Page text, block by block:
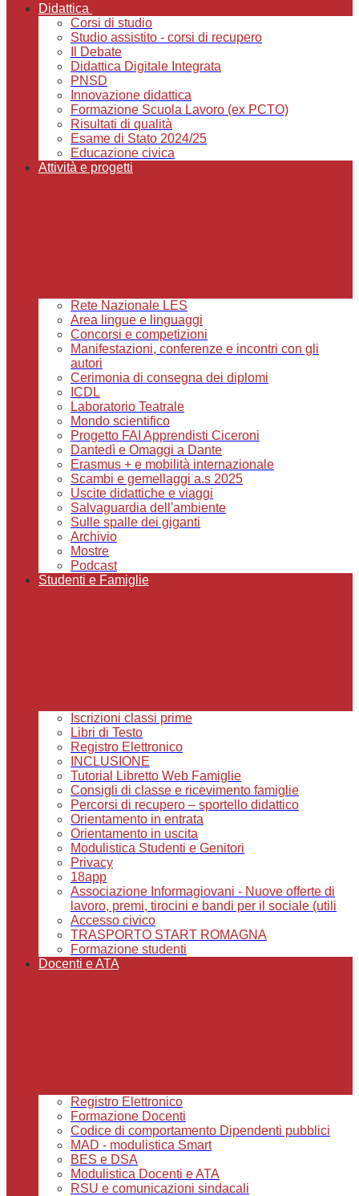
Didattica
Corsi di studio
Studio assistito - corsi di recupero
Il Debate
Didattica Digitale Integrata
PNSD
Innovazione didattica
Formazione Scuola Lavoro (ex PCTO)
Risultati di qualità
Esame di Stato 2024/25
Educazione civica
Attività e progetti
Rete Nazionale LES
Area lingue e linguaggi
Concorsi e competizioni
Manifestazioni, conferenze e incontri con gli
autori
Cerimonia di consegna dei diplomi
ICDL
Laboratorio Teatrale
Mondo scientifico
Progetto FAI Apprendisti Ciceroni
Dantedì e Omaggi a Dante
Erasmus + e mobilità internazionale
Scambi e gemellaggi a.s 2025
Uscite didattiche e viaggi
Salvaguardia dell'ambiente
Sulle spalle dei giganti
Archivio
Mostre
Podcast
Studenti e Famiglie
Iscrizioni classi prime
Libri di Testo
Registro Elettronico
INCLUSIONE
Tutorial Libretto Web Famiglie
Consigli di classe e ricevimento famiglie
Percorsi di recupero – sportello didattico
Orientamento in entrata
Orientamento in uscita
Modulistica Studenti e Genitori
Privacy
18app
Associazione Informagiovani - Nuove offerte di
lavoro, premi, tirocini e bandi per il sociale (utili
Accesso civico
TRASPORTO START ROMAGNA
Formazione studenti
Docenti e ATA
Registro Elettronico
Formazione Docenti
Codice di comportamento Dipendenti pubblici
MAD - modulistica Smart
BES e DSA
Modulistica Docenti e ATA
RSU e comunicazioni sindacali